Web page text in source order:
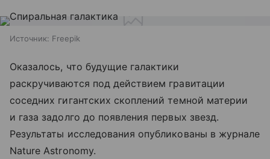
Источник: Freepik
Оказалось, что будущие галактики
раскручиваются под действием гравитации
соседних гигантских скоплений темной материи
и газа задолго до появления первых звезд.
Результаты исследования опубликованы в журнале
Nature Astronomy.